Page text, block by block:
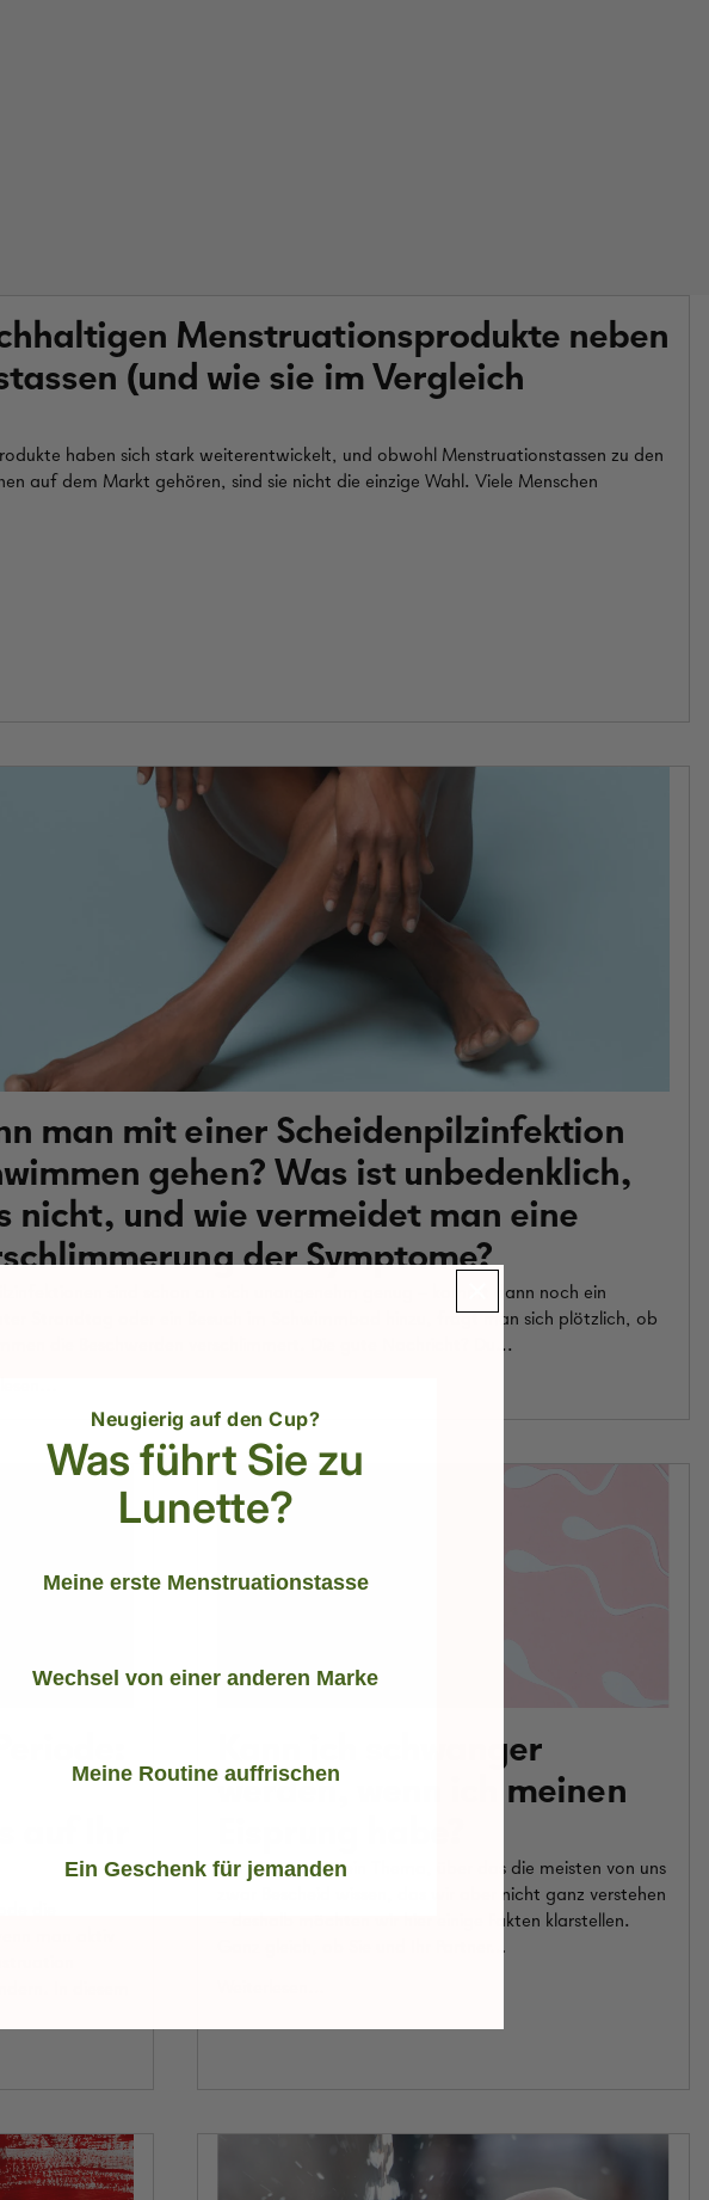
Menstruationsprodukte neben
(und wie sie im Vergleich
haben sich stark weiterentwickelt, und obwohl Menstruationstassen zu den
auf dem Markt gehören, sind sie nicht die einzige Wahl. Viele Menschen
man mit einer Scheidenpilzinfektion
gehen? Was ist unbedenklich,
nicht, und wie vermeidet man eine
der Symptome?
sind schon an sich unangenehm genug – kommt dann noch ein
Strandtag oder ein Besuch im Schwimmbad hinzu, fragt man sich plötzlich, ob
die Beschwerden verschlimmert. Die gute Nachricht? Du...
auf Ihr
die
man aktiv
In diesem
Kann ich schwanger
werden, wenn ich meinen
Der Eisprung ist ein Thema, über das die meisten von uns
zwar Bescheid wissen, das wir aber nicht ganz verstehen
– deshalb möchten wir hier einige Fakten klarstellen.
Ganz gleich, ob Sie und Ihr Partner…
Neugierig auf den Cup?
Was führt Sie zu
Lunette?
Meine erste Menstruationstasse
Wechsel von einer anderen Marke
Meine Routine auffrischen
Ein Geschenk für jemanden